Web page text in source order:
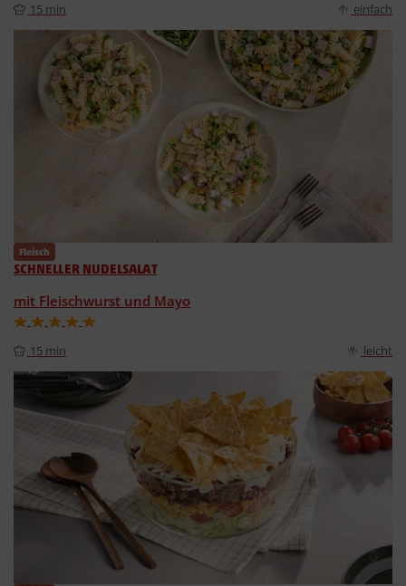
15 min einfach
Fleisch
SCHNELLER NUDELSALAT
mit Fleischwurst und Mayo
15 min leicht